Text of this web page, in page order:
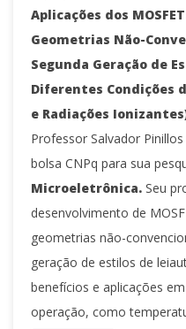
Aplicações dos
Geometrias Não-
Segunda Geração de
Diferentes Condições
e Radiações
Professor Salvador
bolsa CNPq para sua
Microeletrônica. Seu
desenvolvimento de
geometrias não-
geração de estilos de
benefícios e aplicações
operação, como